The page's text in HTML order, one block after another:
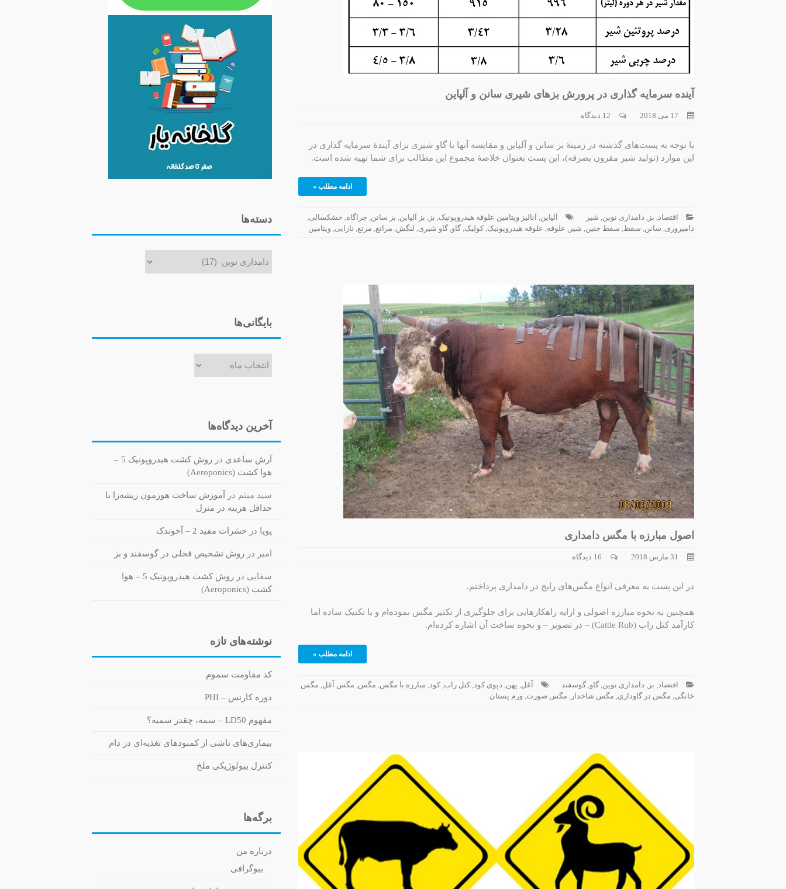
آینده سرمایه گذاری در پرورش بزهای شیری سانن و آلپاین
17 می 2018 12 دیدگاه
با توجه به پست‌های گذشته در زمینۀ بز سانن و آلپاین و مقایسه آنها با گاو شیری برای آیندۀ سرمایه گذاری در
این موارد (تولید شیر مقرون بصرفه)، این پست بعنوان خلاصۀ مجموع این مطالب برای شما تهیه شده است.
ادامه مطلب »
اقتصاد, بز , دامداری نوین, شیر آلپاین, آنالیز ویتامین علوفه هیدروپونیک, بز , بز آلپاین, بز سانن, چراگاه, خشکسالی,
دامپروری, سانن, سقط, سقط جنین, شیر , علوفه, علوفه هیدروپونیک, کولیک, گاو, گاو شیری, لنگش, مراتع, مرتع, نازایی, ویتامین
اصول مبارزه با مگس دامداری
31 مارس 2018 16 دیدگاه
در این پست به معرفی انواع مگس‌های رایج در دامداری پرداختم.
همچنین به نحوه مبارزه اصولی و ارایه راهکارهایی برای جلوگیری از تکثیر مگس نموده‌ام و با تکنیک ساده اما
کارآمد کتل راب (Cattle Rub) – در تصویر – و نحوه ساخت آن اشاره کرده‌ام.
ادامه مطلب »
اقتصاد بز دامداری نوین گاو گوسفند آغل پهن دپوی کود کتل راب کود مبارزه با مگس مگس مگس آغل مگس
خانگی مگس در گاوداری مگس شاخدار مگس صورت ورم پستان
دسته‌ها
بایگانی‌ها
آخرین دیدگاه‌ها
آرش ساعدی در
روش کشت هیدروپونیک 5 –
هوا کشت (Aeroponics)
سید میثم در
آموزش ساخت هورمون ریشه‌زا با
حداقل هزینه در منزل
پویا در حشرات مفید 2 – آخوندک
امیر در روش تشخیص فحلی در گوسفند و بز
سقایی در
روش کشت هیدروپونیک 5 – هوا
کشت (Aeroponics)
نوشته‌های تازه
کد مقاومت سموم
دوره کارنس – PHI
مفهوم LD50 – سمه، چقدر سمیه؟
بیماری‌های ناشی از کمبودهای تغذیه‌ای در دام
کنترل بیولوژیکی ملخ
برگه‌ها
درباره من
بیوگرافی